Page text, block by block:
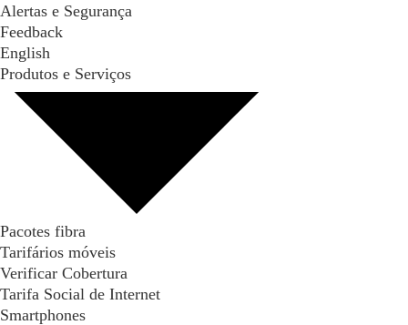
Alertas e Segurança
Feedback
English
Produtos e Serviços
Pacotes fibra
Tarifários móveis
Verificar Cobertura
Tarifa Social de Internet
Smartphones